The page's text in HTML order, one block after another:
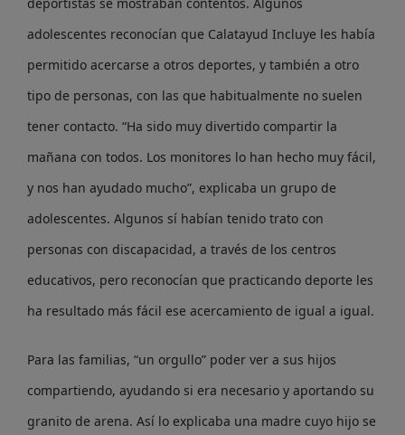
adolescentes reconocían que Calatayud Incluye les había
permitido acercarse a otros deportes, y también a otro
tipo de personas, con las que habitualmente no suelen
tener contacto. “Ha sido muy divertido compartir la
mañana con todos. Los monitores lo han hecho muy fácil,
y nos han ayudado mucho”, explicaba un grupo de
adolescentes. Algunos sí habían tenido trato con
personas con discapacidad, a través de los centros
educativos, pero reconocían que practicando deporte les
ha resultado más fácil ese acercamiento de igual a igual.
Para las familias, “un orgullo” poder ver a sus hijos
compartiendo, ayudando si era necesario y aportando su
granito de arena. Así lo explicaba una madre cuyo hijo se